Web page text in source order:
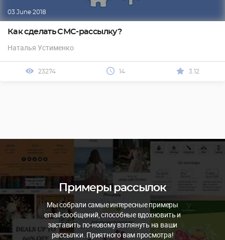
03 June 2018
Как сделать СМС-рассылку?
Наталья Устименко
23274 14 3.12
Примеры рассылок
Мы собрали самые интересные примеры
email-сообщений, способные вдохновить и
заставить по-новому взглянуть на ваши
рассылки. Приятного вам просмотра!